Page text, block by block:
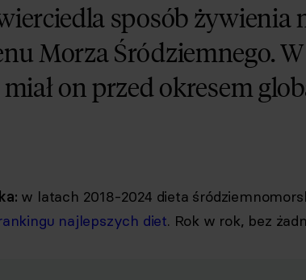
sposób żywienia
Morza Śródziemnego.
on przed okresem
w latach 2018-2024 dieta
najlepszych diet. Rok w rok, bez